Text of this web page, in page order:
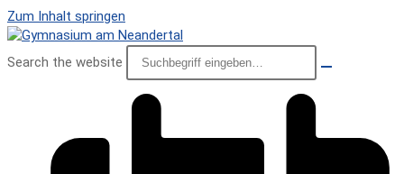
Zum Inhalt springen
Search the website